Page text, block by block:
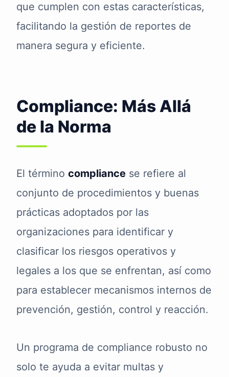
que cumplen con estas características,
facilitando la gestión de reportes de
manera segura y eficiente.
Compliance: Más Allá
de la Norma
El término compliance se refiere al
conjunto de procedimientos y buenas
prácticas adoptados por las
organizaciones para identificar y
clasificar los riesgos operativos y
legales a los que se enfrentan, así como
para establecer mecanismos internos de
prevención, gestión, control y reacción.
Un programa de compliance robusto no
solo te ayuda a evitar multas y